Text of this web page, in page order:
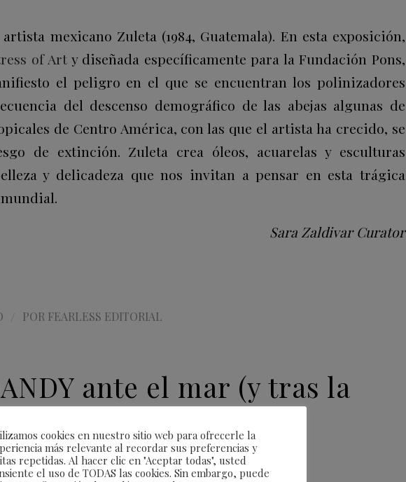
mexicano Zuleta (1984, Guatemala). En esta exposición,
of Art y diseñada específicamente para la Fundación Pons,
el peligro en el que se encuentran los polinizadores
del descenso demográfico de las abejas algunas de
de Centro América, con las que el artista ha crecido, se
de extinción. Zuleta crea óleos, acuarelas y esculturas
y delicadeza que nos invitan a pensar en esta trágica
Sara Zaldivar Curator
POR FEARLESS EDITORIAL
ante el mar (y tras la
cookies en nuestro sitio web para ofrecerle la
más relevante al recordar sus preferencias y
repetidas. Al hacer clic en "Aceptar todas", usted
el uso de TODAS las cookies. Sin embargo, puede